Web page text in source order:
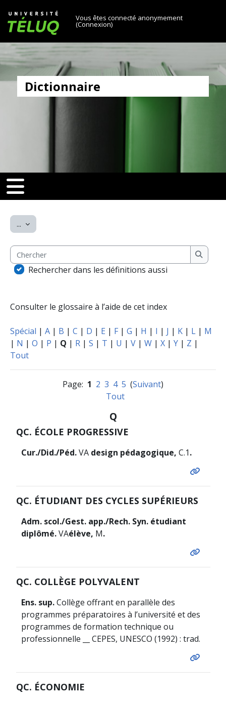
Université TÉLUQ
Vous êtes connecté anonymement
(Connexion)
Dictionnaire
[[nav-toggle]]
toggle]]
... Exporter des articles
Chercher
Rechercher dans les définitions aussi
Consulter le glossaire à l’aide de cet index
Spécial | A | B | C | D | E | F | G | H | I | J | K | L | M
| N | O | P | Q | R | S | T | U | V | W | X | Y | Z |
Tout
Page: 1 2 3 4 5 (Suivant)
Tout
Q
QC. ÉCOLE PROGRESSIVE
Cur./Did./Péd.VA design pédagogique, C.1.
QC. ÉTUDIANT DES CYCLES SUPÉRIEURS
Adm. scol./Gest. app./Rech. Syn. étudiant
diplômé.VAélève, M.
QC. COLLÈGE POLYVALENT
Ens. sup.Collège offrant en parallèle des
programmes préparatoires à l’université et des
programmes de formation technique ou
professionnelle __ CEPES, UNESCO (1992) : trad.
QC. ÉCONOMIE